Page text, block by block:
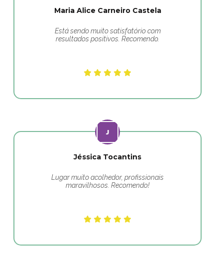
Maria Alice Carneiro Castela
Está sendo muito satisfatório com
resultados positivos. Recomendo.
Jéssica Tocantins
Lugar muito acolhedor, profissionais
maravilhosos. Recomendo!